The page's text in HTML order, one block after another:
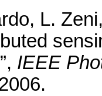
L.
IEEE